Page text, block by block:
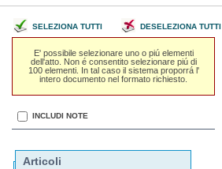
SELEZIONA TUTTI DESELEZIONA TUTTI
E' possibile selezionare uno o piú elementi
dell'atto. Non é consentito selezionare piú di
100 elementi. In tal caso il sistema proporrá l'
intero documento nel formato richiesto.
INCLUDI NOTE
Articoli